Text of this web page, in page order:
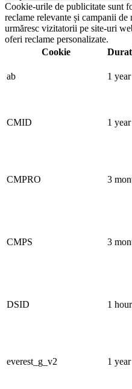
Cookie-urile de publicitate sunt
reclame relevante și campanii
urmăresc vizitatorii pe site-uri
oferi reclame personalizate.
Cookie
ab 1 year
CMID 1 year
CMPRO 3
CMPS 3
DSID 1 hour
everest_g_v2 1 year